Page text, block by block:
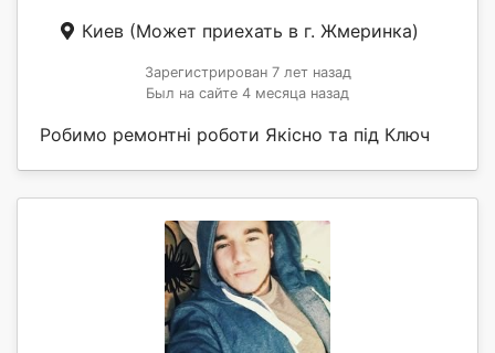
Киев (Может приехать в г. Жмеринка)
Зарегистрирован 7 лет назад
Был на сайте 4 месяца назад
Робимо ремонтні роботи Якісно та під Ключ